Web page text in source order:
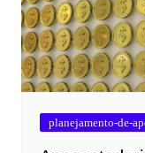
planejamento-de-